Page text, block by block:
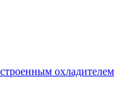
охладителем